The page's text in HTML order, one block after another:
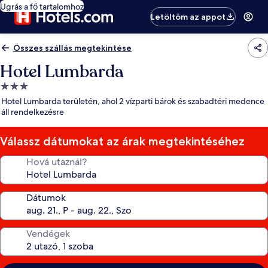
Ugrás a fő tartalomhoz
Letöltöm az appot
Összes szállás megtekintése
Hotel Lumbarda
3.0
csillagos
szálláshely
Hotel Lumbarda területén, ahol 2 vízparti bárok és szabadtéri medence
áll rendelkezésre
Válassz dátumokat az árak megtekintéséhez
Hová utaznál?
Dátumok
Vendégek